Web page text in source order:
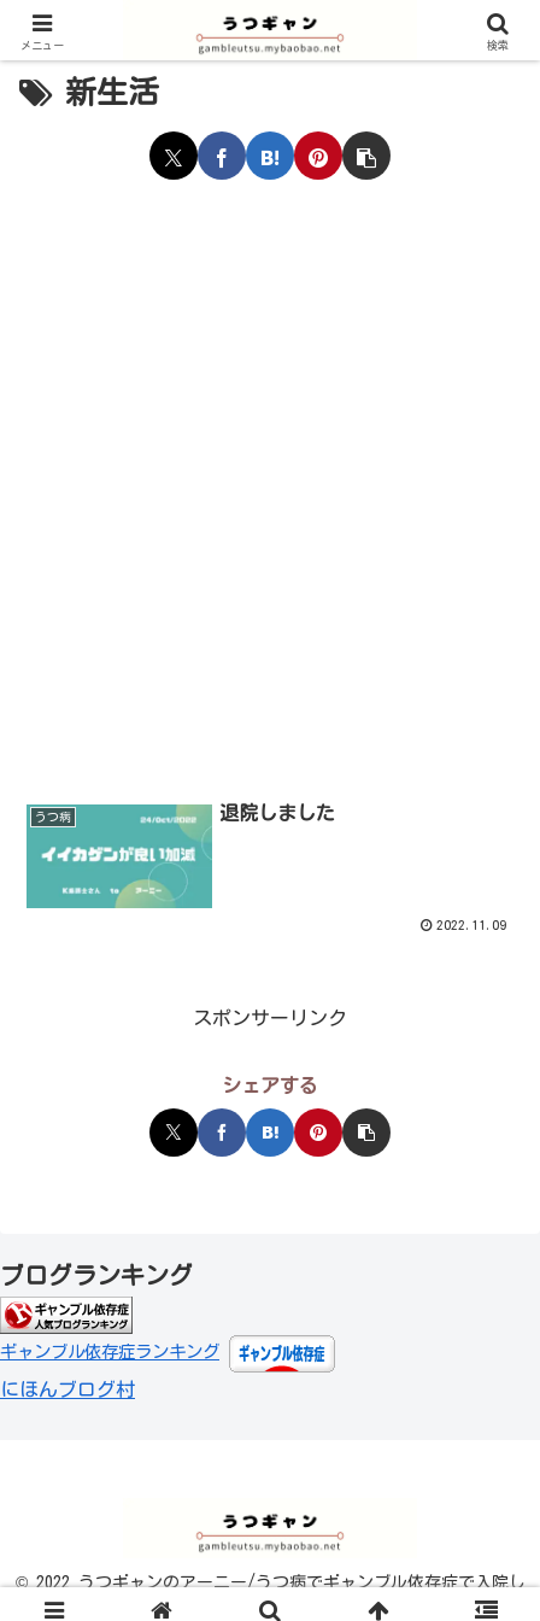
新生活
うつ病 退院しました
2022.11.09
スポンサーリンク
シェアする
ブログランキング
ギャンブル依存症ランキング
にほんブログ村
© 2022 うつギャンのアーニー/うつ病でギャンブル依存症で入院し
ていました.
メニュー 検索